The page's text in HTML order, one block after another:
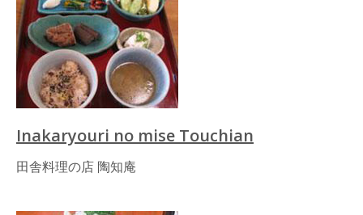
Inakaryouri no mise Touchian
田舎料理の店 陶知庵